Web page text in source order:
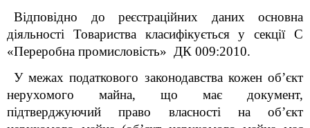
Відповідно до реєстраційних даних основна
діяльності Товариства класифікується у секції С
«Переробна промисловість» ДК 009:2010.
У межах податкового законодавства кожен об’єкт
нерухомого майна, що має документ,
підтверджуючий право власності на об’єкт